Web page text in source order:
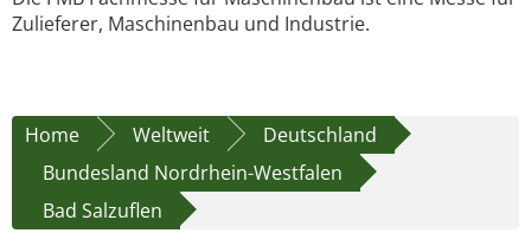
Zulieferer, Maschinenbau und Industrie.
Home Weltweit
Deutschland
Bundesland Nordrhein-Westfalen
Bad Salzuflen